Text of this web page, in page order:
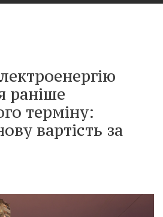
раніше
терміну:
вартість за